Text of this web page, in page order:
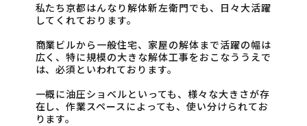
私たち京都はんなり解体新左衛門でも、日々大活躍
してくれております。
商業ビルから一般住宅、家屋の解体まで活躍の幅は
広く、特に規模の大きな解体工事をおこなううえで
は、必須といわれております。
一概に油圧ショベルといっても、様々な大きさが存
在し、作業スペースによっても、使い分けられてお
ります。